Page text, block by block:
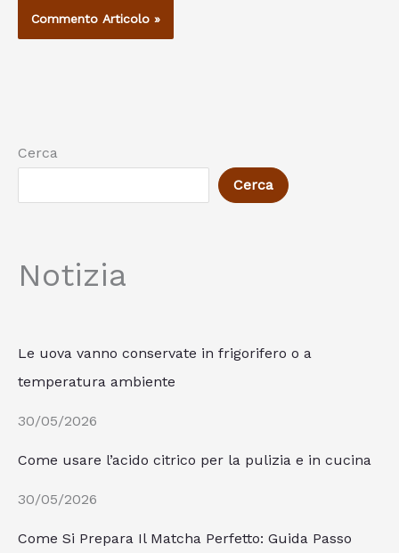
Cerca
Cerca
Notizia
Le uova vanno conservate in frigorifero o a
temperatura ambiente
30/05/2026
Come usare l’acido citrico per la pulizia e in cucina
30/05/2026
Come Si Prepara Il Matcha Perfetto: Guida Passo